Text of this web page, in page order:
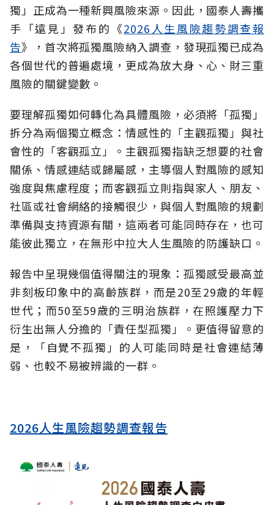
獨」正成為一種新興風險來源。因此，國泰人壽攜
手「遠見」發布的《2026人生風險趨勢調查報
告》，首次將孤獨風險納入調查，發現孤獨已成為
各個世代的普遍處境，更成為放大身、心、財三重
風險的關鍵變數。
要理解孤獨如何轉化為具體風險，必須將「孤獨」
拆分為兩個獨立概念：情感性的「主觀孤獨」與社
會性的「客觀孤立」。主觀孤獨指缺乏想要的社會
關係、情感連結或歸屬感，主導個人對風險的感知
強度與焦慮程度；而客觀孤立則指與家人、朋友、
社區或社會網絡的接觸很少，與個人對風險的規劃
準備與支持資源有關，這兩者可能同時存在，也可
能彼此獨立，在無形中拉大人生風險的防護缺口。
報告中呈現幾個值得關注的現象：孤獨感受最高並
非刻板印象中的高齡族群，而是20至29歲的年輕
世代；而50至59歲的三明治族群，在照護壓力下
衍生出無人分擔的「責任型孤獨」。更值得留意的
是，「自覺不孤獨」的人可能同時是社會連結薄
弱、也較不易被辨識的一群。
2026人生風險趨勢調查報告